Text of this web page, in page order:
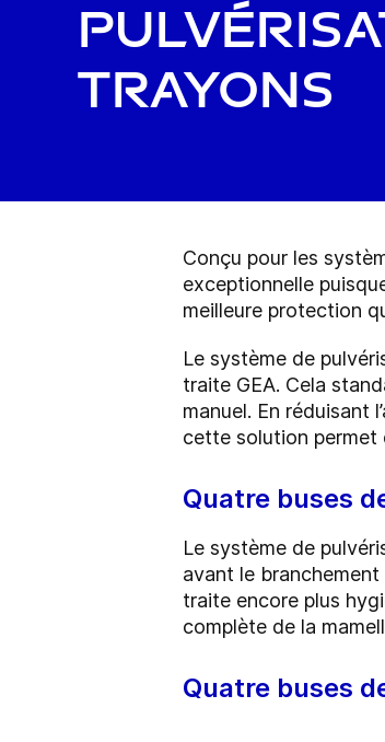
trayons
Conçu pour les
exceptionnelle
meilleure protection
Le système de
traite GEA. Cela
manuel. En réduisant
cette solution permet
Quatre buses
Le système de
avant le
traite encore plus
complète de la
Quatre buses